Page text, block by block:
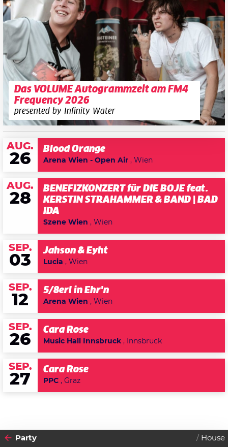
Das VOLUME Autogrammzelt am FM4
Frequency 2026
presented by Infinity Water
AUG.
26
Blood Orange
Arena Wien - Open Air , Wien
AUG.
28
BENEFIZKONZERT für DIE BOJE feat.
KERSTIN STRAHAMMER & BAND | BAD
IDA
Szene Wien , Wien
SEP.
03
Jahson & Eyht
Lucia , Wien
SEP.
12
5/8erl in Ehr'n
Arena Wien , Wien
SEP.
26
Cara Rose
Music Hall Innsbruck , Innsbruck
SEP.
27
Cara Rose
PPC , Graz
Party House